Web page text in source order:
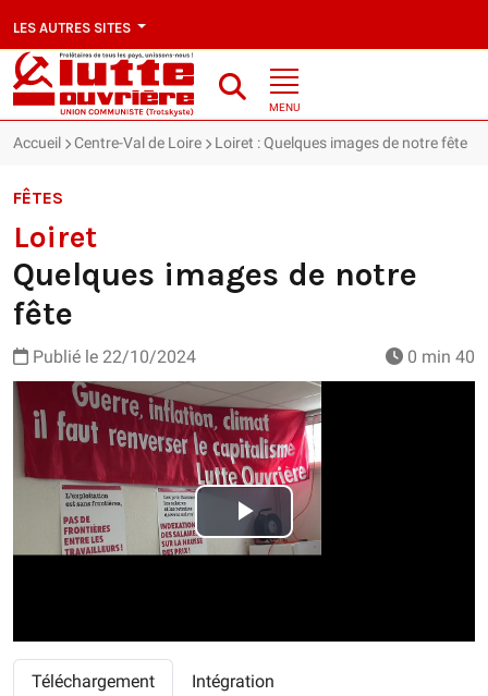
LES AUTRES SITES
MENU
Accueil Centre-Val de Loire Loiret : Quelques images de notre fête
FÊTES
Loiret
Quelques images de notre
fête
Publié le 22/10/2024 0 min 40
Play
Téléchargement Intégration